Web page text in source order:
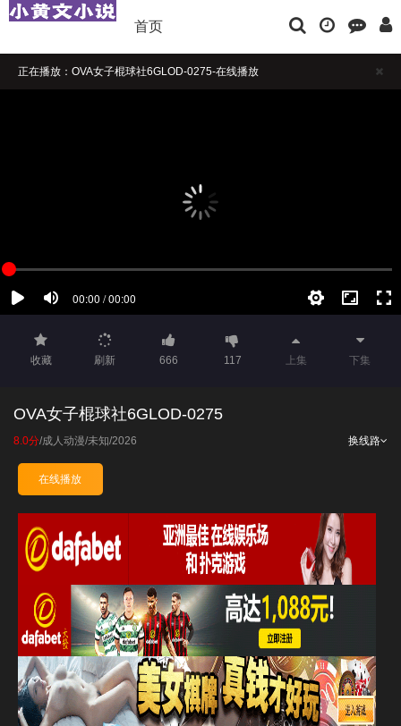
首页
正在播放：OVA女子棍球社6GLOD-0275-在线播放
收藏 刷新 666 117 上集 下集
OVA女子棍球社6GLOD-0275
换线路
8.0分/成人动漫/未知/2026
在线播放